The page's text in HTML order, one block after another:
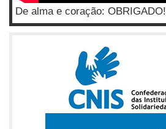
De alma e coração: OBRIGADO!